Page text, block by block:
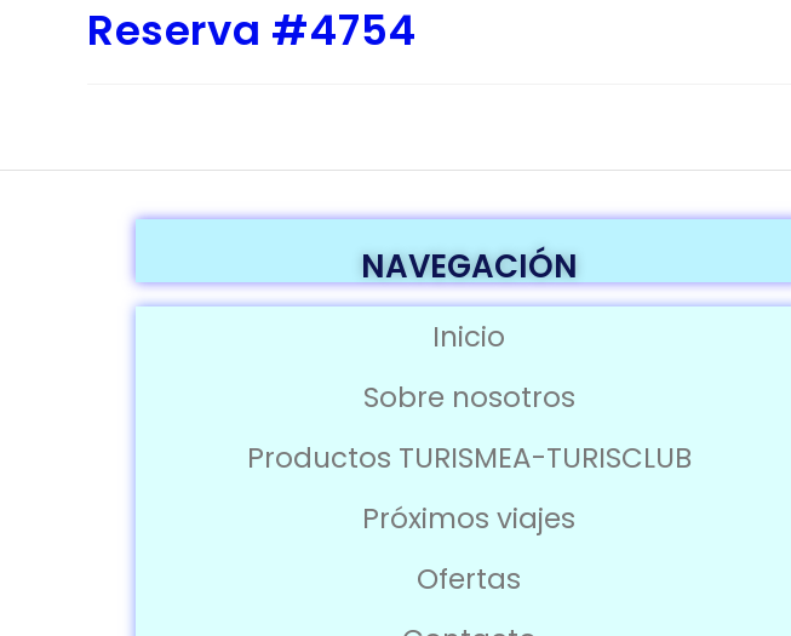
Reserva #4754
NAVEGACIÓN
Inicio
Sobre nosotros
Productos TURISMEA-TURISCLUB
Próximos viajes
Ofertas